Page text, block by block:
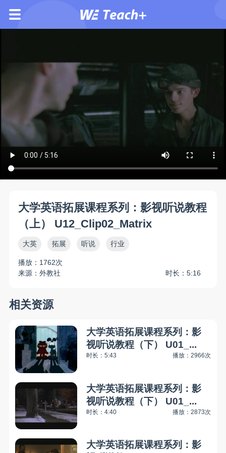
大学英语拓展课程系列：影视听说教程
（上） U12_Clip02_Matrix
大英 拓展 听说 行业
播放：1762次
来源：外教社
时长：5:16
相关资源
大学英语拓展课程系列：影
视听说教程（下） U01_...
时长：5:43 播放：2966次
大学英语拓展课程系列：影
视听说教程（下） U01_...
时长：4:40 播放：2873次
大学英语拓展课程系列：影